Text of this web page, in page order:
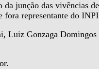
junção das vivências de
fora representante do INPI
Luiz Gonzaga Domingos